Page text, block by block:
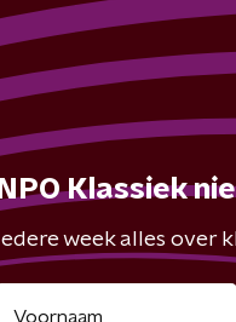
NPO Klassiek
Iedere week alles over